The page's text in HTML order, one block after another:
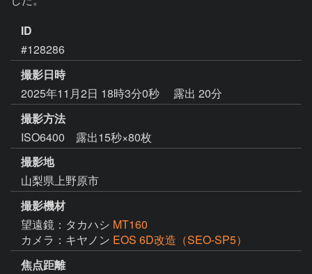
ID
#128286
撮影日時
2025年11月2日 18時3分0秒
露出 20分
撮影方法
ISO6400 露出15秒×80枚
撮影地
山梨県上野原市
撮影機材
望遠鏡：タカハシ MT160
カメラ：キヤノン EOS 6D改造（SEO-SP5）
焦点距離